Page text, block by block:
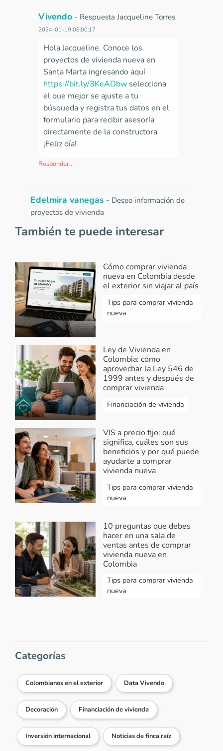
Vivendo - Respuesta Jacqueline Torres
2024-01-19 08:00:17
Hola Jacqueline. Conoce los
proyectos de vivienda nueva en
Santa Marta ingresando aquí
https://bit.ly/3KeADbw selecciona
el que mejor se ajuste a tu
búsqueda y registra tus datos en el
formulario para recibir asesoría
directamente de la constructora
¡Feliz día!
Responder...
Edelmira vanegas - Deseo información de
proyectos de vivienda
2023-02-15 22:21:01
PROYECTOS DE VIVIENDA
APARTAMENTO EN SANTA
MARTA
Responder...
Vivendo-Respuesta Edelmira Vanegas
2023-02-16 08:12:24
Hola Edelmira. Ingresa al siguiente
link para conocer los proyectos de
vivienda nueva en Santa Marta
https://bit.ly/3KeADbwelige el
proyecto que más se ajuste a tu
presupuesto y registra tus datos en
el formulario para ser contactado
por un asesor directamente de la
constructora. Por último, te
recomendamos no dejar tus datos
personales en los comentarios, ya
que son públicos y pueden ser
inescrupulosas. ¡Feliz día!
Responder...
Briyit González Loaiza-Invertir
2022-09-15 04:54:45
Responder...
Vivendo- Respuesta Briyit González
2022-09-15 08:00:02
Hola Briyit, actualmente tenemos
información de apartamentos en
Santa Marta desde $201.337.500
millones de pesos
También te puede interesar
Cómo comprar vivienda
nueva en Colombia desde
el exterior sin viajar al país
Tips para comprar vivienda
nueva
Ley de Vivienda en
Colombia: cómo
aprovechar la Ley 546 de
1999 antes y después de
comprar vivienda
Financiación de vivienda
VIS a precio fijo: qué
significa, cuáles son sus
beneficios y por qué puede
ayudarte a comprar
vivienda nueva
Tips para comprar vivienda
nueva
10 preguntas que debes
hacer en una sala de
ventas antes de comprar
vivienda nueva en
Colombia
Tips para comprar vivienda
nueva
Categorías
Colombianos en el exterior Data Vivendo
Decoración Financiación de vivienda
Inversión internacional Noticias de finca raíz